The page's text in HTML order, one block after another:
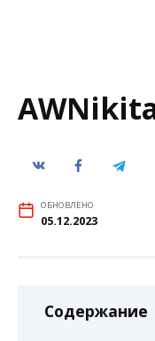
ОБНОВЛЕНО
05.12.2023
Содержание